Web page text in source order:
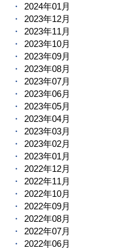
2024年01月
2023年12月
2023年11月
2023年10月
2023年09月
2023年08月
2023年07月
2023年06月
2023年05月
2023年04月
2023年03月
2023年02月
2023年01月
2022年12月
2022年11月
2022年10月
2022年09月
2022年08月
2022年07月
2022年06月